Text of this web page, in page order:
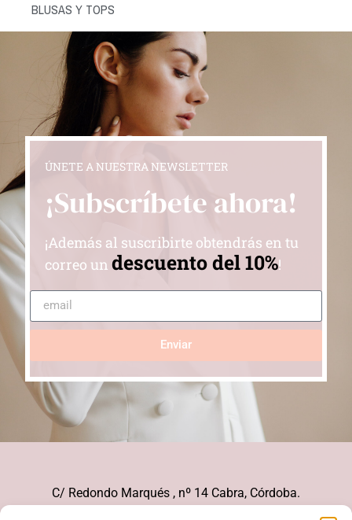
BLUSAS Y TOPS
ÚNETE A NUESTRA NEWSLETTER
¡Subscríbete ahora!
¡Además al suscribirte obtendrás en tu
correo un descuento del 10%!
Enviar
C/ Redondo Marqués , nº 14 Cabra, Córdoba.